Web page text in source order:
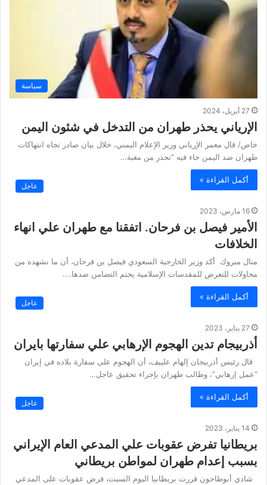
سياسة
27 أبريل، 2024
الإرياني يحذر طهران من التدخل في شئون اليمن
خاص/ ‏قال معمر الإرياني وزير الإعلام اليمني، خلال بيان صادر تجاه انتهاكات
طهران ضد اليمن جاء فيه “نحذر من مغبة…
أكمل القراءة »
عاجل
16 مارس، 2023
الأمير فيصل بن فرحان. اتفقنا مع طهران علي انهاء
الخلافات
منال مبروك أكد وزير الخارجية السعودي فيصل بن فرحان، أن ما نشهده من
محاولات للتعرض للمقدسات الإسلامية يحتم التضامن ضدها.…
أكمل القراءة »
عاجل
27 يناير، 2023
أذربيجام تدين الهجوم الإرهابي علي سفارتها بايران
قال رئيس أذربيجان إلهام علييف، أن الهجوم على سفارة بلاده في إيران
“عمل إرهابي”، وطالب طهران بإجراء تحقيق عاجل…
أكمل القراءة »
عاجل
14 يناير، 2023
بريطانيا تفرض عقوبات علي المدعي العام الإيراني
بسبب إعدام طهران لمواطن بريطاني
شادي أبوطاحون قررت بريطانيا اليوم السبت، فرض عقوبات على المدعي